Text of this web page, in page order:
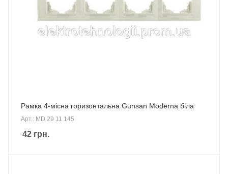
Рамка 4-місна горизонтальна Gunsan Moderna біла
Арт.: MD 29 11 145
42 грн.